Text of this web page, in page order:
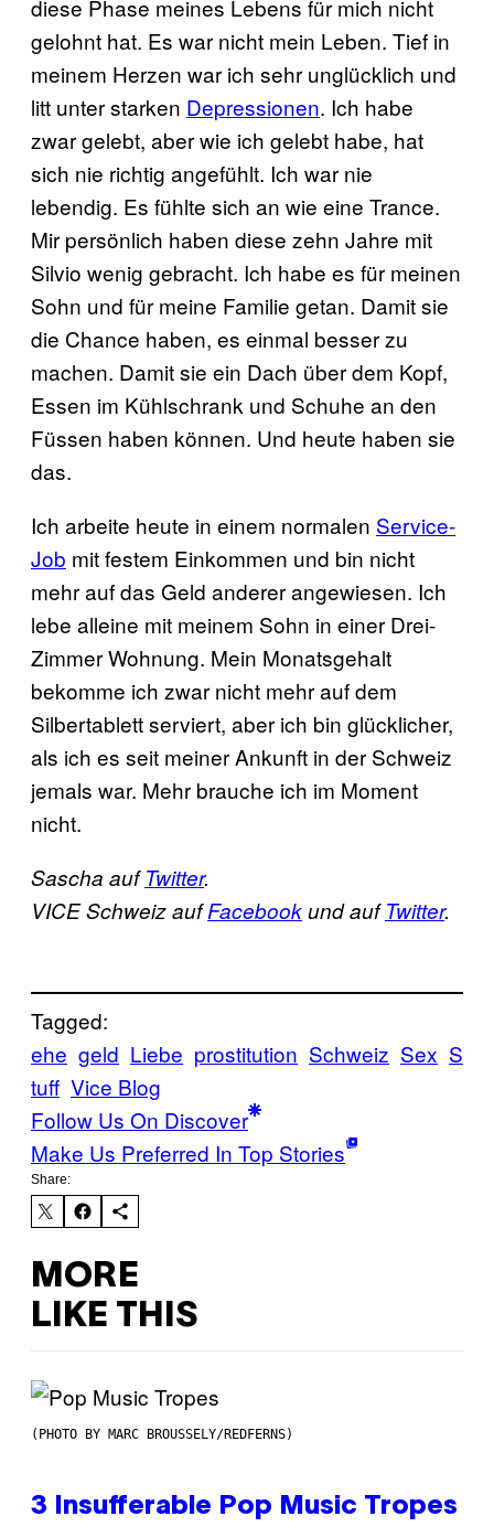
diese Phase meines Lebens für mich nicht
gelohnt hat. Es war nicht mein Leben. Tief in
meinem Herzen war ich sehr unglücklich und
litt unter starken Depressionen. Ich habe
zwar gelebt, aber wie ich gelebt habe, hat
sich nie richtig angefühlt. Ich war nie
lebendig. Es fühlte sich an wie eine Trance.
Mir persönlich haben diese zehn Jahre mit
Silvio wenig gebracht. Ich habe es für meinen
Sohn und für meine Familie getan. Damit sie
die Chance haben, es einmal besser zu
machen. Damit sie ein Dach über dem Kopf,
Essen im Kühlschrank und Schuhe an den
Füssen haben können. Und heute haben sie
das.
Ich arbeite heute in einem normalen Service-
Job mit festem Einkommen und bin nicht
mehr auf das Geld anderer angewiesen. Ich
lebe alleine mit meinem Sohn in einer Drei-
Zimmer Wohnung. Mein Monatsgehalt
bekomme ich zwar nicht mehr auf dem
Silbertablett serviert, aber ich bin glücklicher,
als ich es seit meiner Ankunft in der Schweiz
jemals war. Mehr brauche ich im Moment
nicht.
Sascha aufTwitter.
VICE Schweiz aufFacebookund aufTwitter.
Tagged:
ehe geld Liebe prostitution Schweiz Sex S
tuff Vice Blog
Follow Us On Discover
Make Us Preferred In Top Stories
Share:
MORE
LIKE THIS
(PHOTO BY MARC BROUSSELY/REDFERNS)
3 Insufferable Pop Music Tropes